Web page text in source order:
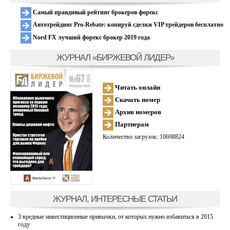
Самый правдивый рейтинг брокеров форекс
Автотрейдинг Pro-Rebate: копируй сделки VIP трейдеров бесплатно
Nord FX лучший форекс брокер 2019 года
ЖУРНАЛ «БИРЖЕВОЙ ЛИДЕР»
Читать онлайн
Скачать номер
Архив номеров
Партнерам
Количество загрузок: 10698824
ЖУРНАЛ, ИНТЕРЕСНЫЕ СТАТЬИ
3 вредные инвестиционные привычки, от которых нужно избавиться в 2015
году